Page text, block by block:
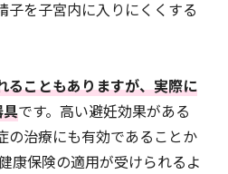
子を子宮内に入りにくくする
ることもありますが、実際に
です。高い避妊効果がある
の治療にも有効であることか
康保険の適用が受けられるよ